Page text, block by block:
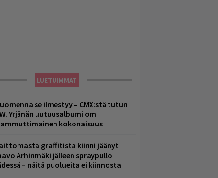
LUETUIMMAT
se ilmestyy – CMX:stä tutun
Yrjänän uutuusalbumi om
kokonaisuus
graffitista kiinni jäänyt
Arhinmäki jälleen spraypullo
– näitä puolueita ei kiinnosta